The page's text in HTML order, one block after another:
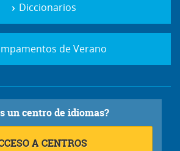
Diccionarios
de Verano
un centro de idiomas?
A CENTROS